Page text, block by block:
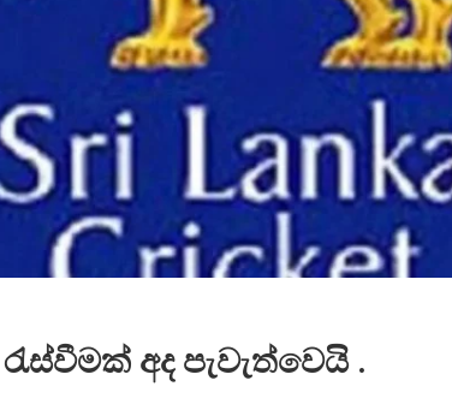
අද පැවැත්වෙයි .